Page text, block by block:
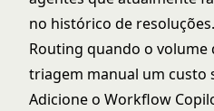
no histórico de
Routing quando o
triagem manual um custo
Adicione o Workflow